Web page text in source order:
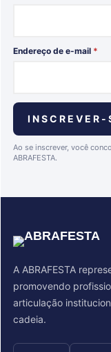
Endereço de e-mail *
Ao se inscrever, você
ABRAFESTA.
A ABRAFESTA
promovendo
articulação
cadeia.